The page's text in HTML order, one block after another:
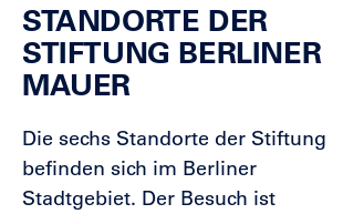
STANDORTE DER
STIFTUNG BERLINER
MAUER
Die sechs Standorte der Stiftung
befinden sich im Berliner
Stadtgebiet. Der Besuch ist